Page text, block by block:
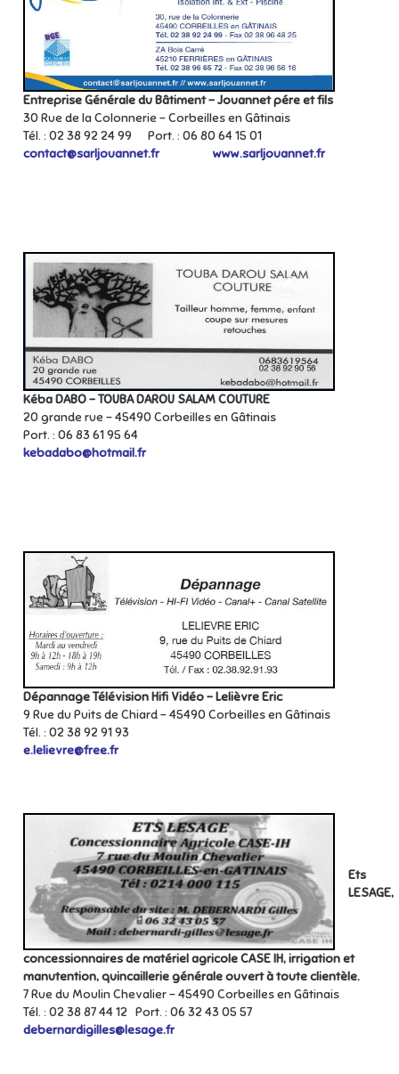
Entreprise Générale du Bâtiment – Jouannet pére et fils
30 Rue de la Colonnerie – Corbeilles en Gâtinais
Tél. : 02 38 92 24 99 Port. : 06 80 64 15 01
contact@sarljouannet.fr
www.sarljouannet.fr
Kéba DABO – TOUBA DAROU SALAM COUTURE
20 grande rue – 45490 Corbeilles en Gâtinais
Port. : 06 83 61 95 64
kebadabo@hotmail.fr
Dépannage Télévision Hifi Vidéo – Lelièvre Eric
9 Rue du Puits de Chiard – 45490 Corbeilles en Gâtinais
Tél. : 02 38 92 91 93
e.lelievre@free.fr
Ets
LESAGE,
concessionnaires de matériel agricole CASE IH, irrigation et
manutention, quincaillerie générale ouvert à toute clientèle.
7 Rue du Moulin Chevalier – 45490 Corbeilles en Gâtinais
Tél. : 02 38 87 44 12 Port. : 06 32 43 05 57
debernardigilles@lesage.fr